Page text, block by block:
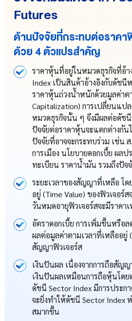
Futures
ด้านปัจจัยที่กระทบต่อราคา
ด้วย 4 ตัวแปรสำคัญ
ราคาหุ้นที่อยู่ในหมวดธุรกิจที่อ้า
Index เป็นสินค้าอ้างอิงกับดัชนี
ราคาหุ้นถ่วงน้ำหนักด้วยมูลค่าต
Capitalization) การเปลี่ยนแป
หมวดธุรกิจนั้น ๆ จึงมีผลต่อดัช
ปัจจัยต่อราคาหุ้นจะแตกต่างกั
ปัจจัยที่อาจจะกระทบร่วม เช่น
การเมือง นโยบายดอกเบี้ย ผล
ทะเบียน ราคาน้ำมัน รวมถึงปัจ
ระยะเวลาของสัญญาที่เหลือ โ
อยู่ (Time Value) ของฟิวเจอร์
วันหมดอายุฟิวเจอร์สจะมีราคา
อัตราดอกเบี้ย การเพิ่มขึ้นหรือล
ผลต่อมูลค่าตามเวลาที่เหลืออยู่
สัญญาฟิวเจอร์ส
เงินปันผล เนื่องจากการถือสัญญ
เงินปันผลเหมือนการถือหุ้นโด
ดัชนี Sector Index มีการประก
จะยิ่งทำให้ดัชนี Sector Index
สมากขึ้น